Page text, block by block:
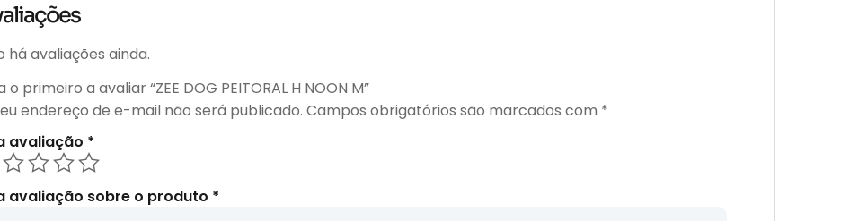
há avaliações ainda.
o primeiro a avaliar “ZEE DOG PEITORAL H NOON M”
endereço de e-mail não será publicado. Campos obrigatórios são marcados com *
avaliação *
avaliação sobre o produto *